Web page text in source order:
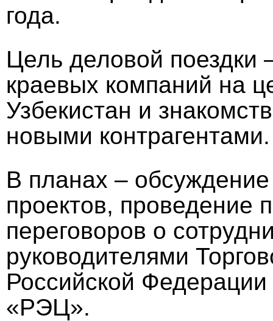
года.
Цель деловой поездки
краевых компаний на
Узбекистан и
новыми контрагентами.
В планах –
проектов, проведение
переговоров о
руководителями
Российской
«РЭЦ».